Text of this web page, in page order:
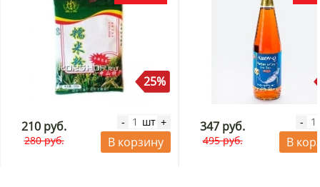
25%
210 руб.
280 руб.
- шт +
В корзину
347 руб.
495 руб.
-
В